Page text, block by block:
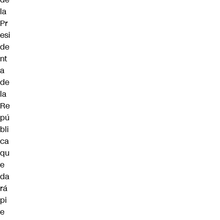
la
Pr
esi
de
nt
a
de
la
Re
pú
bli
ca
qu
e
da
rá
pi
e